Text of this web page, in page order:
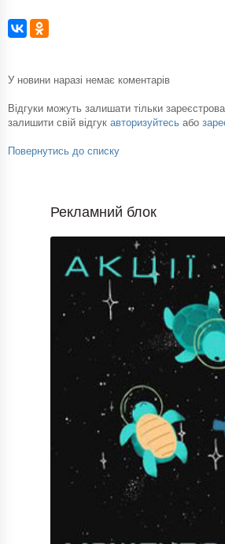
У новини наразі немає коментарів
Відгуки можуть залишати тільки
залишити свій відгук авторизуйтесь або
Повернутись до списку
Рекламний блок